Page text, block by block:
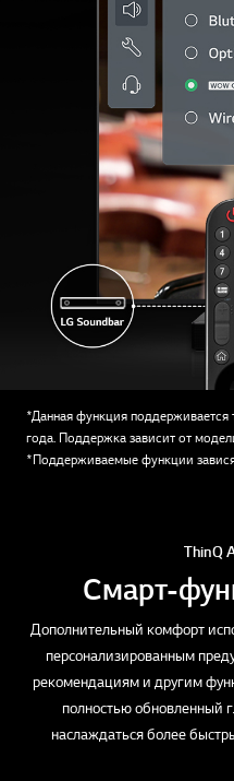
*Данная функция поддерживается
года. Поддержка зависит от
*Поддерживаемые функции
ThinQ
Смарт-
Дополнительный комфорт
персонализированным
рекомендациям и другим
полностью обновленный
наслаждаться более